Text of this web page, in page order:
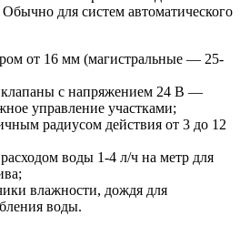
Обычно для систем автоматического
от 16 мм (магистральные — 25-
с напряжением 24 В —
управление участками;
радиусом действия от 3 до 12
воды 1-4 л/ч на метр для
влажности, дождя для
воды.